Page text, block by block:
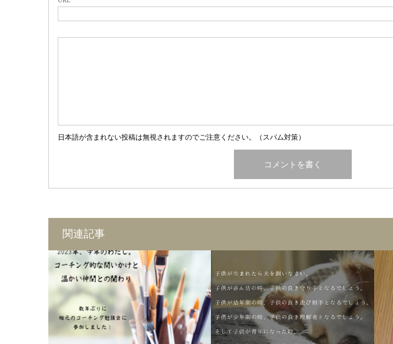
日本語が含まれない投稿は無視されますのでご注意ください。（スパム対策）
関連記事